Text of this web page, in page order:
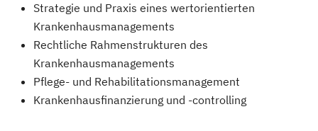
Strategie und Praxis eines wertorientierten
Krankenhausmanagements
Rechtliche Rahmenstrukturen des
Krankenhausmanagements
Pflege- und Rehabilitationsmanagement
Krankenhausfinanzierung und -controlling